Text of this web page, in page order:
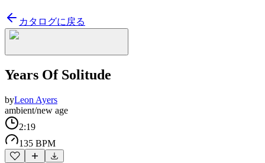
カタログに戻る
Years Of Solitude
byLeon Ayers
ambient/new age
2:19
135 BPM